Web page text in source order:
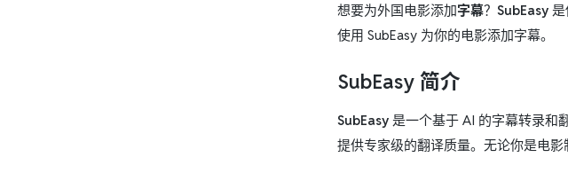
想要为外国电影添加字幕？ SubEasy 是
使用 SubEasy 为你的电影添加字幕。
SubEasy 简介
SubEasy 是一个基于 AI 的字幕转录和
提供专家级的翻译质量。无论你是电影